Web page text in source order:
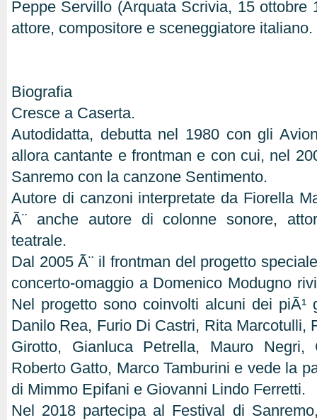
Peppe Servillo (Arquata Scrivia, 15 ottobre
attore, compositore e sceneggiatore italiano.
Biografia
Cresce a Caserta.
Autodidatta, debutta nel 1980 con gli
allora cantante e frontman e con cui, nel
Sanremo con la canzone Sentimento.
Autore di canzoni interpretate da Fiorella
Ã¨ anche autore di colonne sonore,
teatrale.
Dal 2005 Ã¨ il frontman del progetto
concerto-omaggio a Domenico Modugno
Nel progetto sono coinvolti alcuni dei piÃ¹
Danilo Rea, Furio Di Castri, Rita Marcotulli,
Girotto, Gianluca Petrella, Mauro Negri,
Roberto Gatto, Marco Tamburini e vede la
di Mimmo Epifani e Giovanni Lindo Ferretti.
Nel 2018 partecipa al Festival di